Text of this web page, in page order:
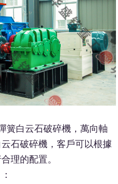
簧白云石破碎機，萬向軸
石破碎機，客戶可以根據
理的配置。